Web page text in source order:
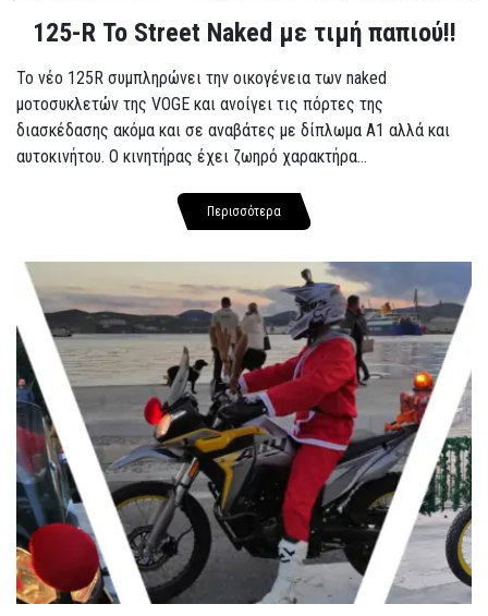
125-R Το Street Naked με τιμή παπιού!!
Το νέο 125R συμπληρώνει την οικογένεια των naked
μοτοσυκλετών της VOGE και ανοίγει τις πόρτες της
διασκέδασης ακόμα και σε αναβάτες με δίπλωμα A1 αλλά και
αυτοκινήτου. Ο κινητήρας έχει ζωηρό χαρακτήρα...
Περισσότερα